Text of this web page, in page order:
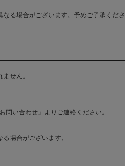
る場合がございます。予めご了承くださ
せん。
い合わせ」よりご連絡ください。
場合がございます。